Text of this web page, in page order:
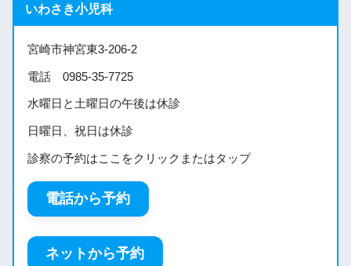
いわさき小児科
宮崎市神宮東3-206-2
電話 0985-35-7725
水曜日と土曜日の午後は休診
日曜日、祝日は休診
診察の予約はここをクリックまたはタップ
電話から予約
ネットから予約